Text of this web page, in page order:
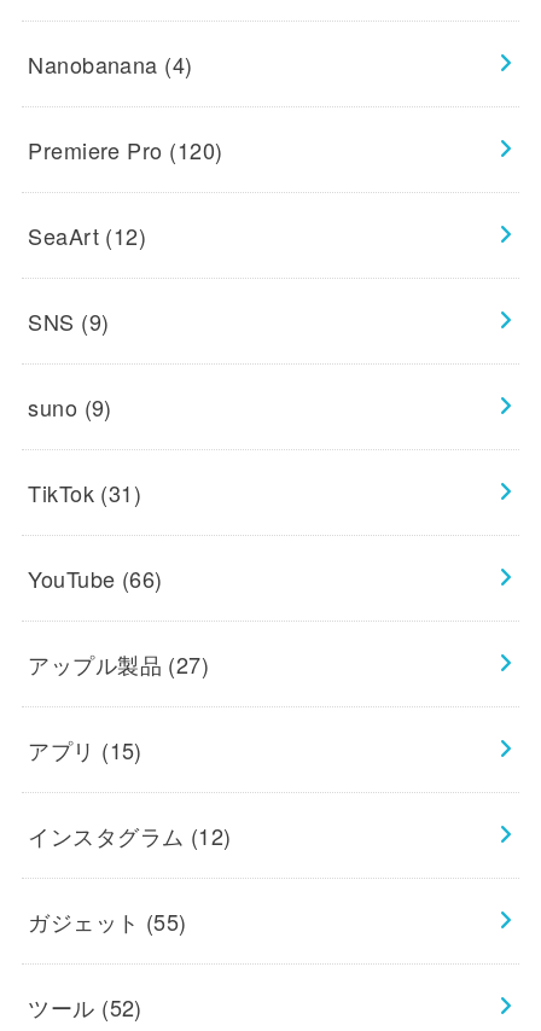
Nanobanana (4)
Premiere Pro (120)
SeaArt (12)
SNS (9)
suno (9)
TikTok (31)
YouTube (66)
アップル製品 (27)
アプリ (15)
インスタグラム (12)
ガジェット (55)
ツール (52)